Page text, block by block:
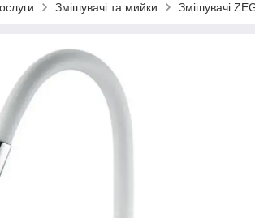
Змішувачі та мийки Змішувачі